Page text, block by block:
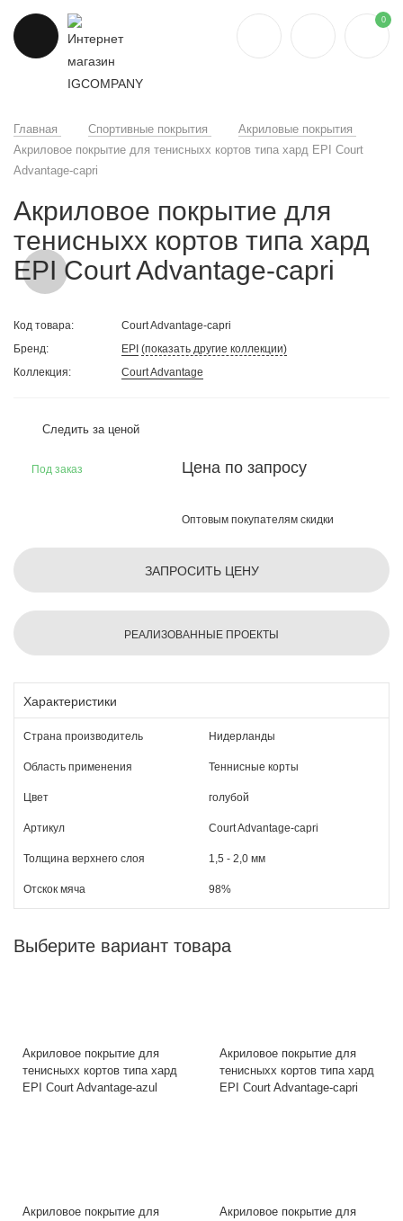
0
Главная Спортивные покрытия
Акриловые покрытия
Акриловое покрытие для тенисныхх кортов типа хард EPI Court
Advantage-capri
Акриловое покрытие для
тенисныхх кортов типа хард
EPI Court Advantage-capri
Код товара:
Court Advantage-capri
Бренд:
EPI (показать другие коллекции)
Коллекция:
Court Advantage
Следить за ценой
Цена по запросу
Оптовым покупателям скидки
Под заказ
ЗАПРОСИТЬ ЦЕНУ
РЕАЛИЗОВАННЫЕ ПРОЕКТЫ
Характеристики
Страна производитель Нидерланды
Область применения Теннисные корты
Цвет голубой
Артикул Court Advantage-capri
Толщина верхнего слоя 1,5 - 2,0 мм
Отскок мяча 98%
Выберите вариант товара
Акриловое покрытие для
тенисныхх кортов типа хард
EPI Court Advantage-azul
Акриловое покрытие для
тенисныхх кортов типа хард
EPI Court Advantage-capri
Акриловое покрытие для
Акриловое покрытие для